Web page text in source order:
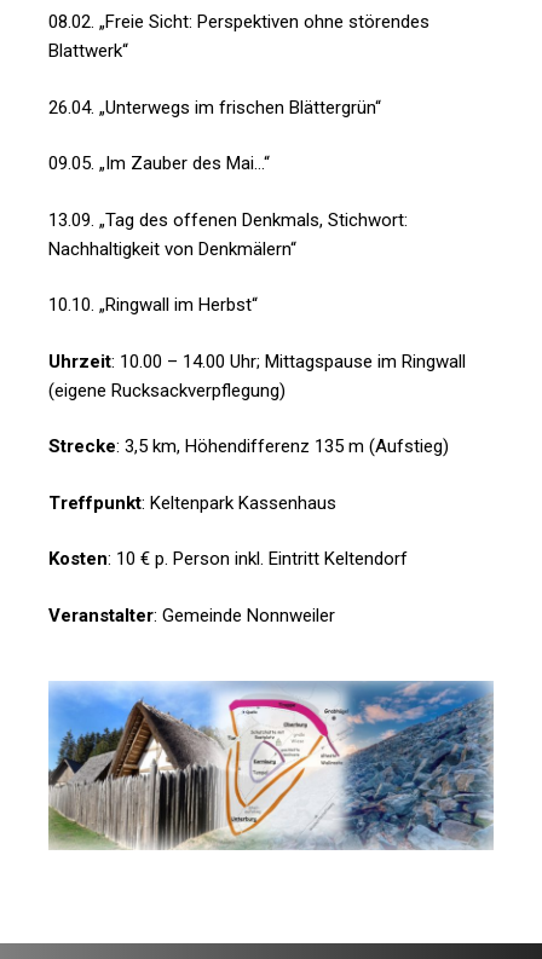
08.02. „Freie Sicht: Perspektiven ohne störendes
Blattwerk“
26.04. „Unterwegs im frischen Blättergrün“
09.05. „Im Zauber des Mai…“
13.09. „Tag des offenen Denkmals, Stichwort:
Nachhaltigkeit von Denkmälern“
10.10. „Ringwall im Herbst“
Uhrzeit: 10.00 – 14.00 Uhr; Mittagspause im Ringwall
(eigene Rucksackverpflegung)
Strecke: 3,5 km, Höhendifferenz 135 m (Aufstieg)
Treffpunkt: Keltenpark Kassenhaus
Kosten: 10 € p. Person inkl. Eintritt Keltendorf
Veranstalter: Gemeinde Nonnweiler